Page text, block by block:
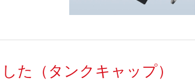
た（タンクキャップ）